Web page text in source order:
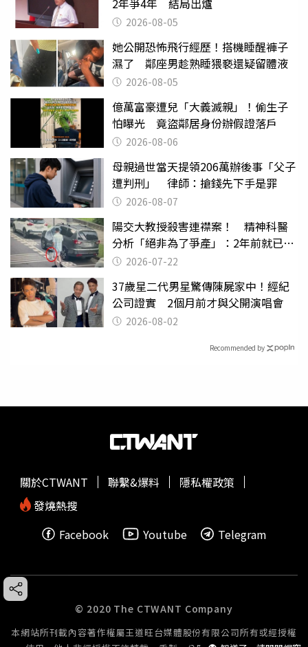
2年爭4年 結局出爐
2026-08-05
她公開恐怖飛行經歷！搭機睡醒褲子
濕了 鄰座男趁熟睡猥褻還疑留體液
2026-08-05
億萬富豪遭兒「大義滅親」！偷生子
怕曝光 竟盜鄰居身份辦假證落戶
2026-08-06
母親過世當天提領206萬辦後事「父子
遭判刑」 律師：搶錢先下手是罪
2026-08-07
陽交大教授殺害連襟案！ 精神科醫
分析「絕非為了爭產」：2年前就已言
行詭異
2026-07-22
37歲星二代男星驚傳陳屍家中！經紀
公司證實 2個月前才與父開演唱會
2026-08-02
Recommended by
關於CTWANT 聯繫&爆料
隱私權政策
發燒熱搜
Facebook
Youtube Telegram
© 2020 The CTWANT Company
本網站所刊載內容著作權屬王道旺台媒體股份有限公司所有或經授權